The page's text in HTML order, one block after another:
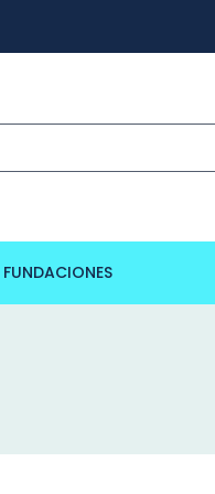
FUNDACIONES